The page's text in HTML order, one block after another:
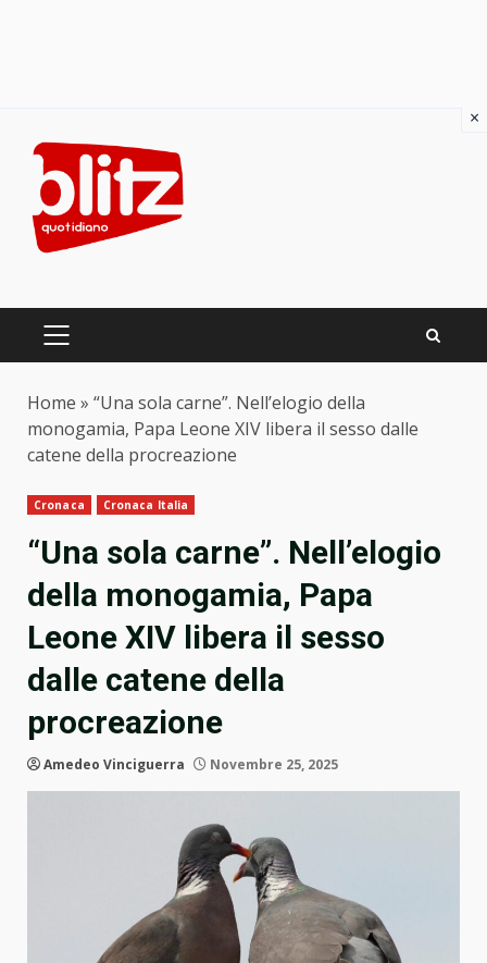
content
PRIMARY
Home » “Una sola carne”. Nell’elogio della
monogamia, Papa Leone XIV libera il sesso dalle
catene della procreazione
Cronaca Cronaca Italia
“Una sola carne”. Nell’elogio
della monogamia, Papa
Leone XIV libera il sesso
dalle catene della
procreazione
Amedeo Vinciguerra Novembre 25, 2025
×